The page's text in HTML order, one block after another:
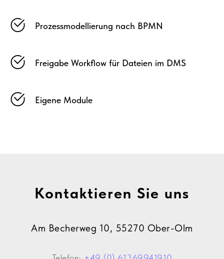
Prozessmodellierung nach BPMN
Freigabe Workflow für Dateien im DMS
Eigene Module
Kontaktieren Sie uns
Am Becherweg 10, 55270 Ober-Olm